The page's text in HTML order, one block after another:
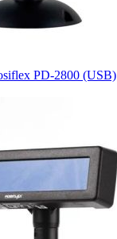
PD-2800 (USB)